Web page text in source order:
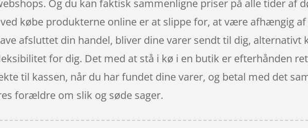
Og du kan faktisk sammenligne priser på alle tider af
købe produkterne online er at slippe for, at være afhængig
afsluttet din handel, bliver dine varer sendt til dig, alternativt
for dig. Det med at stå i kø i en butik er efterhånden
til kassen, når du har fundet dine varer, og betal med det
forældre om slik og søde sager.